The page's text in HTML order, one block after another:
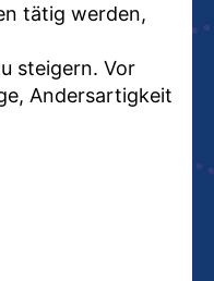
tätig werden,
steigern. Vor
Andersartigkeit